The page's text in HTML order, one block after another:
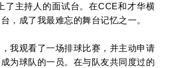
了主持人的面试台。在CCE和才华横
，成了我最难忘的舞台记忆之一。
我观看了一场排球比赛，并主动申请
为球队的一员。在与队友共同度过的